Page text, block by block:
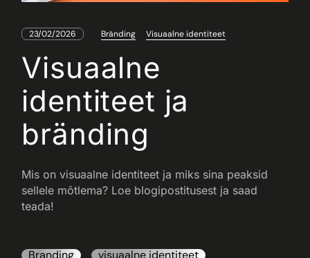
23/02/2026 Bränding Visuaalne identiteet
Visuaalne
identiteet ja
bränding
Mis on visuaalne identiteet ja miks sina peaksid
sellele mõtlema? Loe blogipostitusest ja saad
teada!
Branding visuaalne identiteet